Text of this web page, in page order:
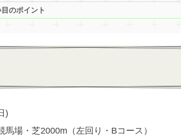
のポイント
)
馬場・芝2000m（左回り・Bコース）